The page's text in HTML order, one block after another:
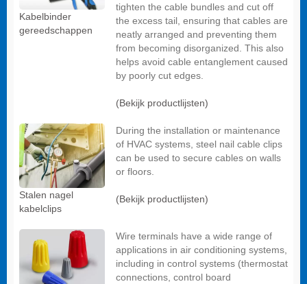
Kabelbinder
gereedschappen
tighten the cable bundles and cut off
the excess tail, ensuring that cables are
neatly arranged and preventing them
from becoming disorganized. This also
helps avoid cable entanglement caused
by poorly cut edges.
(Bekijk productlijsten)
Stalen nagel
kabelclips
During the installation or maintenance
of HVAC systems, steel nail cable clips
can be used to secure cables on walls
or floors.
(Bekijk productlijsten)
Wire terminals have a wide range of
applications in air conditioning systems,
including in control systems (thermostat
connections, control board